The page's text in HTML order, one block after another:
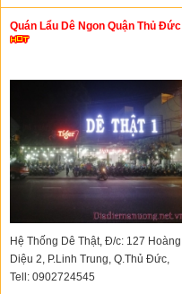
Quán Lẩu Dê Ngon Quận Thủ Đức
Hệ Thống Dê Thật, Đ/c: 127 Hoàng
Diệu 2, P.Linh Trung, Q.Thủ Đức,
Tell: 0902724545